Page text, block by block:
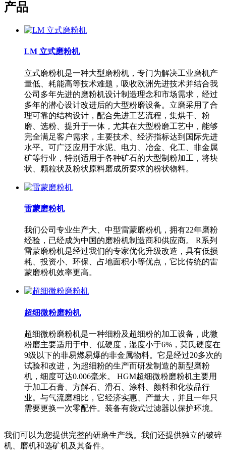
产品
LM 立式磨粉机
立式磨粉机是一种大型磨粉机，专门为解决工业磨机产
量低、耗能高等技术难题，吸收欧洲先进技术并结合我
公司多年先进的磨粉机设计制造理念和市场需求，经过
多年的潜心设计改进后的大型粉磨设备。立磨采用了合
理可靠的结构设计，配合先进工艺流程，集烘干、粉
磨、选粉、提升于一体，尤其在大型粉磨工艺中，能够
完全满足客户需求，主要技术、经济指标达到国际先进
水平。可广泛应用于水泥、电力、冶金、化工、非金属
矿等行业，特别适用于各种矿石的大型制粉加工，将块
状、颗粒状及粉状原料磨成所要求的粉状物料。
雷蒙磨粉机
我们公司专业生产大、中型雷蒙磨粉机，拥有22年磨粉
经验，已经成为中国的磨粉机制造商和供应商。 R系列
雷蒙磨粉机是经过我们的专家优化升级改造，具有低损
耗、投资小、环保、占地面积小等优点，它比传统的雷
蒙磨粉机效率更高。
超细微粉磨粉机
超细微粉磨粉机是一种细粉及超细粉的加工设备，此微
粉磨主要适用于中、低硬度，湿度小于6%，莫氏硬度在
9级以下的非易燃易爆的非金属物料。它是经过20多次的
试验和改进，为超细粉的生产而研发制造的新型磨粉
机，细度可达0.006毫米。 HGM超细微粉磨粉机主要用
于加工石膏、方解石、滑石、涂料、颜料和化妆品行
业。与气流磨相比，它经济实惠、产量大，并且一年只
需要更换一次零配件。装备有袋式过滤器以保护环境。
我们可以为您提供完整的研磨生产线。我们还提供独立的破碎
机、磨机和选矿机及其备件。